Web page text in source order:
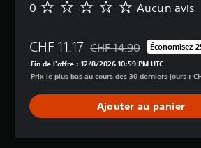
A
u
s
0 Aucun avis
CHF 11.17 Remise par rapport au
CHF 14.90 Économisez
Fin de l'offre : 12/8/2026 10:59 PM UTC
Prix le plus bas au cours des 30 derniers jours :
Ajouter au panier